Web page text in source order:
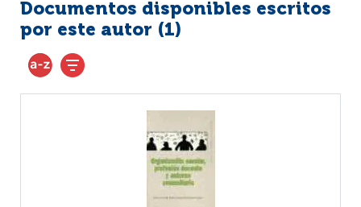
Documentos disponibles escritos
por este autor (1)